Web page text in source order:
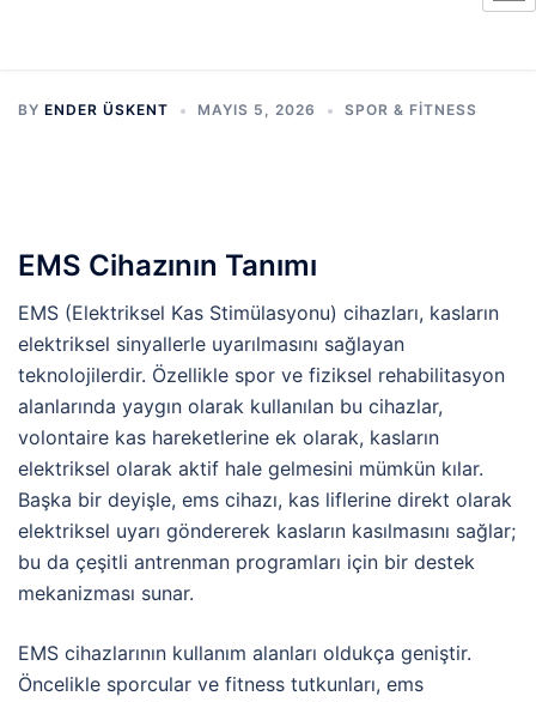
BY ENDER ÜSKENT MAYIS 5, 2026 SPOR & FITNESS
EMS Cihazının Tanımı
EMS (Elektriksel Kas Stimülasyonu) cihazları, kasların
elektriksel sinyallerle uyarılmasını sağlayan
teknolojilerdir. Özellikle spor ve fiziksel rehabilitasyon
alanlarında yaygın olarak kullanılan bu cihazlar,
volontaire kas hareketlerine ek olarak, kasların
elektriksel olarak aktif hale gelmesini mümkün kılar.
Başka bir deyişle, ems cihazı, kas liflerine direkt olarak
elektriksel uyarı göndererek kasların kasılmasını sağlar;
bu da çeşitli antrenman programları için bir destek
mekanizması sunar.
EMS cihazlarının kullanım alanları oldukça geniştir.
Öncelikle sporcular ve fitness tutkunları, ems